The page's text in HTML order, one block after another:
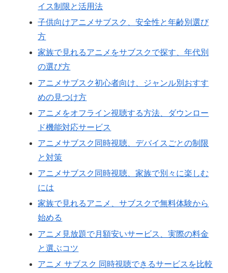
イス制限と活用法
子供向けアニメサブスク、安全性と年齢別選び
方
家族で見れるアニメをサブスクで探す、年代別
の選び方
アニメサブスク初心者向け、ジャンル別おすす
めの見つけ方
アニメをオフライン視聴する方法、ダウンロー
ド機能対応サービス
アニメサブスク同時視聴、デバイスごとの制限
と対策
アニメサブスク同時視聴、家族で別々に楽しむ
には
家族で見れるアニメ、サブスクで無料体験から
始める
アニメ見放題で月額安いサービス、実際の料金
と選ぶコツ
アニメ サブスク 同時視聴できるサービスを比較